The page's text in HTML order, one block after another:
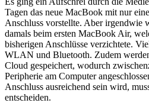
Tagen das neue MacBook mit nur
Anschluss vorstellte. Aber irgendwie
damals beim ersten MacBook Air,
bisherigen Anschlüsse verzichtete.
WLAN und Bluetooth. Zudem
Cloud gespeichert, wodurch
Peripherie am Computer
Anschluss ausreichend sein wird,
entscheiden.